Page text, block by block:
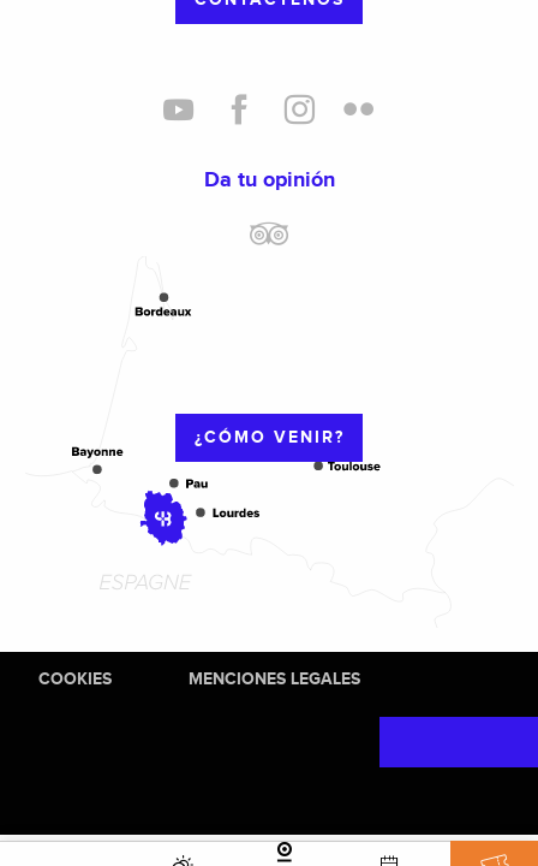
Da tu opinión
¿CÓMO VENIR?
COOKIES MENCIONES LEGALES